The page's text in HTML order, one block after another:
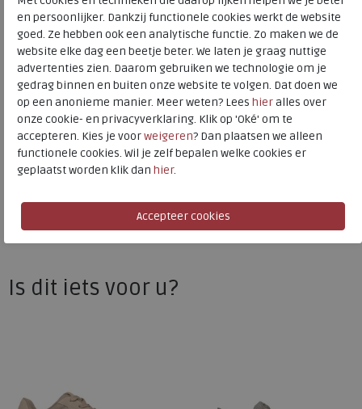
Skechers
Toon alles vanSkechers
Skechers sneakers / veterschoenen
Kleur Navy
Materiaal
Synthetisch
Uitneembaar voetbed
nee
Is dit iets voor u?
en persoonlijker. Dankzij functionele cookies werkt de website
goed. Ze hebben ook een analytische functie. Zo maken we de
website elke dag een beetje beter. We laten je graag nuttige
advertenties zien. Daarom gebruiken we technologie om je
gedrag binnen en buiten onze website te volgen. Dat doen we
op een anonieme manier. Meer weten? Lees hieralles over
onze cookie- en privacyverklaring. Klik op 'Oké' om te
accepteren. Kies je voorweigeren? Dan plaatsen we alleen
functionele cookies. Wil je zelf bepalen welke cookies er
geplaatst worden klik dan hier.